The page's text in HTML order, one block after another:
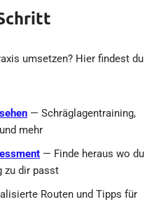
umsetzen? Hier findest du
— Schräglagentraining,
mehr
— Finde heraus wo du
zu dir passt
Routen und Tipps für